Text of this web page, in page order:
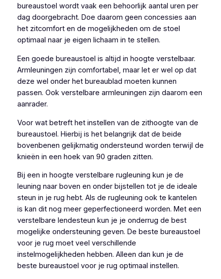
bureaustoel wordt vaak een behoorlijk aantal uren per
dag doorgebracht. Doe daarom geen concessies aan
het zitcomfort en de mogelijkheden om de stoel
optimaal naar je eigen lichaam in te stellen.
Een goede bureaustoel is altijd in hoogte verstelbaar.
Armleuningen zijn comfortabel, maar let er wel op dat
deze wel onder het bureaublad moeten kunnen
passen. Ook verstelbare armleuningen zijn daarom een
aanrader.
Voor wat betreft het instellen van de zithoogte van de
bureaustoel. Hierbij is het belangrijk dat de beide
bovenbenen gelijkmatig ondersteund worden terwijl de
knieën in een hoek van 90 graden zitten.
Bij een in hoogte verstelbare rugleuning kun je de
leuning naar boven en onder bijstellen tot je de ideale
steun in je rug hebt. Als de rugleuning ook te kantelen
is kan dit nog meer geperfectioneerd worden. Met een
verstelbare lendesteun kun je je onderrug de best
mogelijke ondersteuning geven. De beste bureaustoel
voor je rug moet veel verschillende
instelmogelijkheden hebben. Alleen dan kun je de
beste bureaustoel voor je rug optimaal instellen.